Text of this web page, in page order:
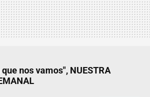
nos vamos", NUESTRA